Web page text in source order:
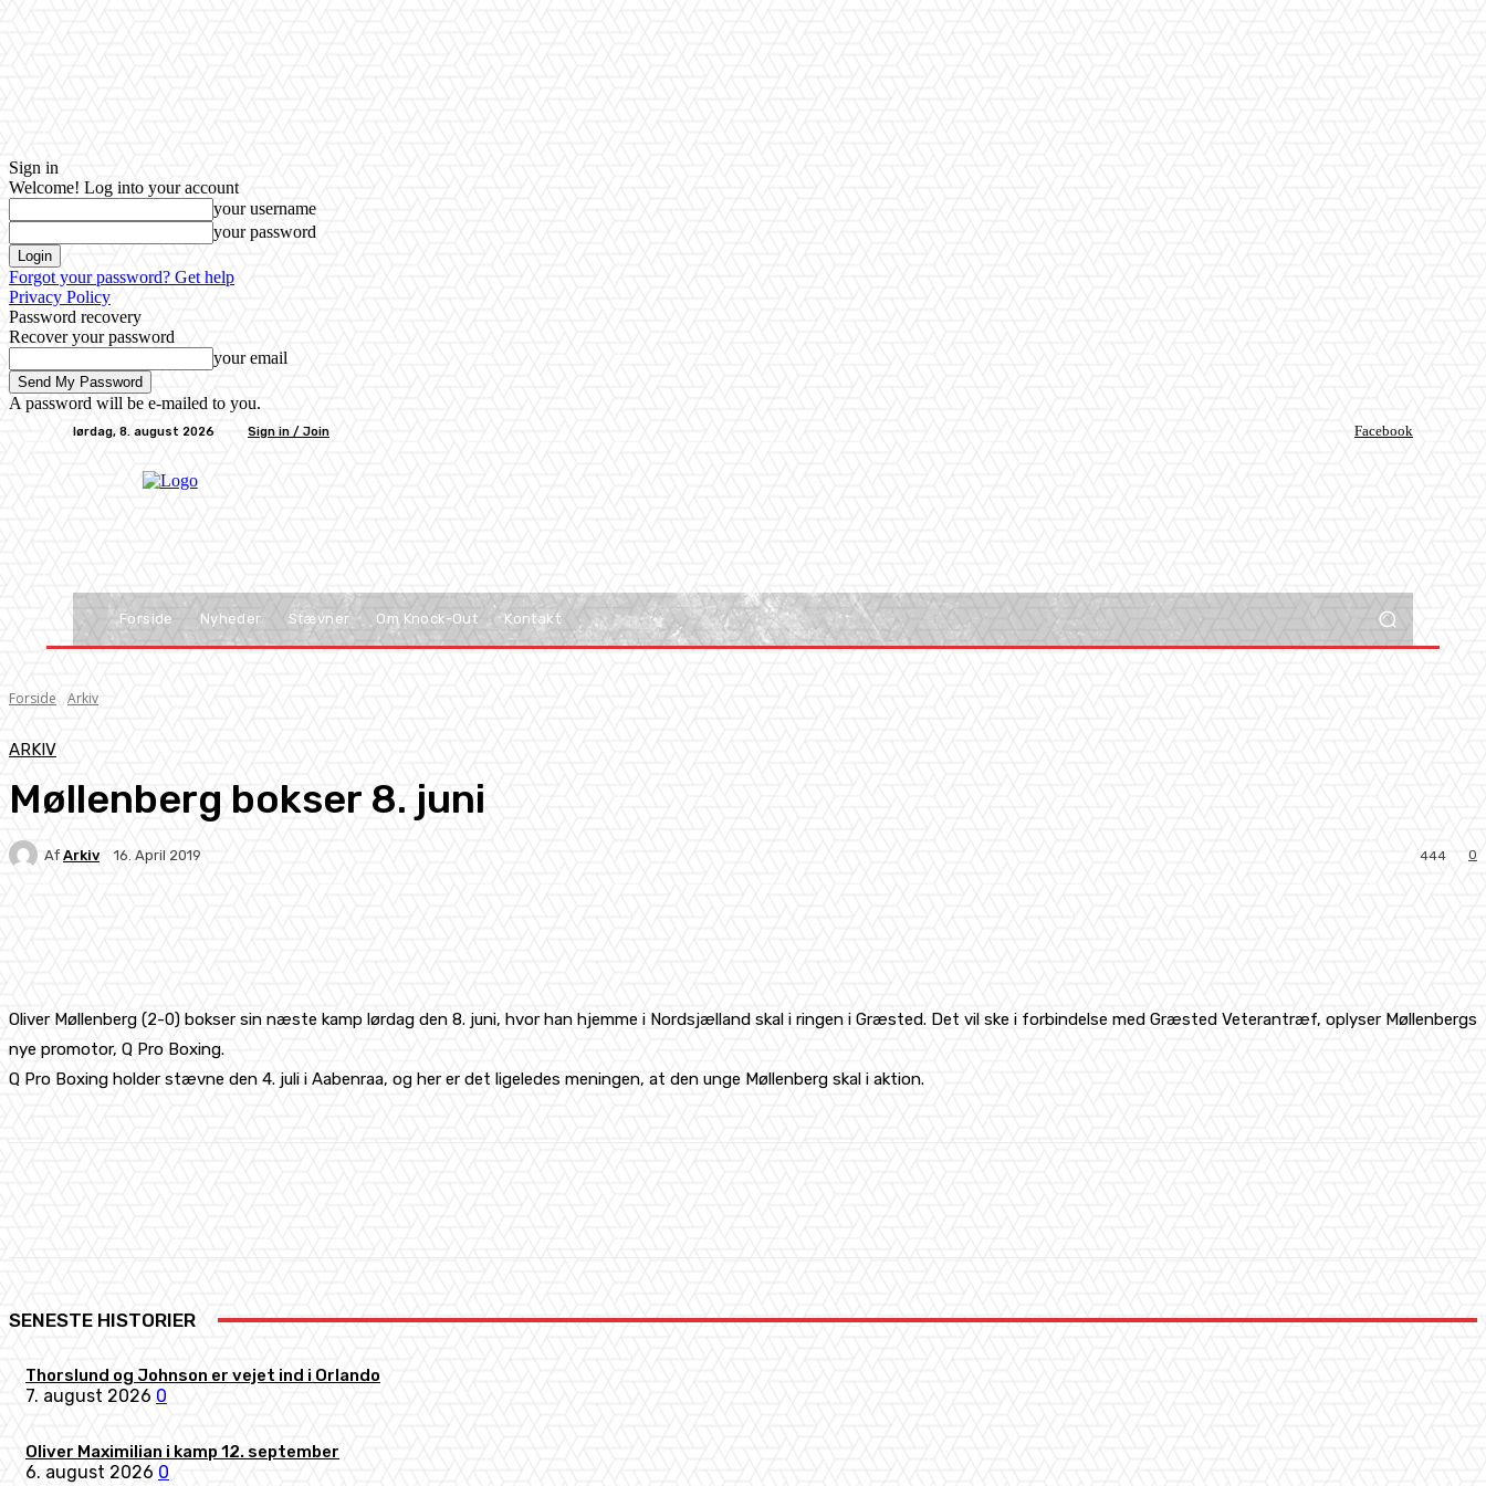
Sign in
Welcome! Log into your account
your username
your password
Forgot your password? Get help
Privacy Policy
Password recovery
Recover your password
your email
A password will be e-mailed to you.
lørdag, 8. august 2026 Sign in / Join Facebook
Forside Nyheder Stævner Om Knock-Out Kontakt
Forside Arkiv
ARKIV
Møllenberg bokser 8. juni
Af Arkiv 16. April 2019 0
444
Oliver Møllenberg (2-0) bokser sin næste kamp lørdag den 8. juni, hvor han hjemme i Nordsjælland skal i ringen i Græsted. Det vil ske i forbindelse med Græsted Veterantræf, oplyser Møllenbergs
nye promotor, Q Pro Boxing.
Q Pro Boxing holder stævne den 4. juli i Aabenraa, og her er det ligeledes meningen, at den unge Møllenberg skal i aktion.
SENESTE HISTORIER
Thorslund og Johnson er vejet ind i Orlando
7. august 2026 0
Oliver Maximilian i kamp 12. september
6. august 2026 0